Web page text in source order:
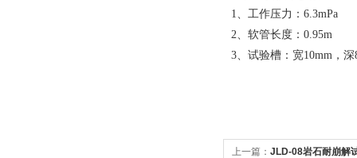
1、工作压力：6.3mPa
2、软管长度：0.95m
3、试验槽：宽10mm，深
上一篇： JLD-08岩石耐崩解